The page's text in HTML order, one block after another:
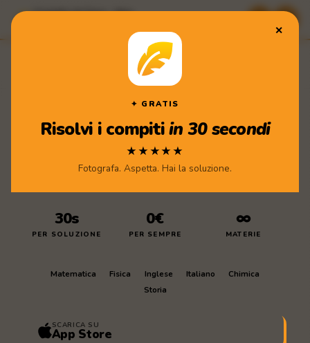
Compiti di Casa · App
✕
✦ GRATIS
Risolvi i compitiin 30 secondi
★★★★★
Fotografa. Aspetta. Hai la soluzione.
30s
PER SOLUZIONE
0€
PER SEMPRE
∞
MATERIE
Matematica Fisica Inglese Italiano
Chimica
Storia
SCARICA SU
App Store